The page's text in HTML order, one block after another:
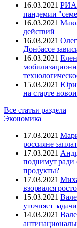
16.03.2021 РИА
пандемии
16.03.2021
действий
16.03.2021
Донбассе
16.03.2021
15.03.2021
на старте
Все статьи раздела
Экономика
17.03.2021
россияне
17.03.2021
поднимут ради
продукты?
17.03.2021
взорвался
15.03.2021
уточняет
14.03.2021